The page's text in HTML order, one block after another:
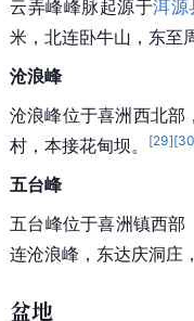
云弄峰峰脉起源于洱源
米，北连卧牛山，东至
沧浪峰
沧浪峰位于喜洲西北
村，本接花甸坝。 [29][
五台峰
五台峰位于喜洲镇西部
连沧浪峰，东达庆洞庄
盆地